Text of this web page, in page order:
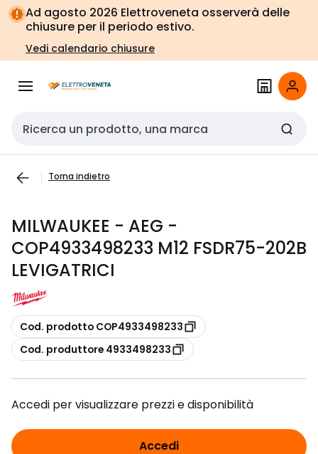
Vai alla
navigazione
Vai
alla
pagina
Ad agosto 2026 Elettroveneta osserverà delle
chiusure per il periodo estivo.
Vedi calendario chiusure
Cerca input
Torna indietro
MILWAUKEE - AEG -
COP4933498233 M12 FSDR75-202B
LEVIGATRICI
copia
Cod. prodotto COP4933498233
copia
Cod. produttore 4933498233
Accedi per visualizzare prezzi e disponibilità
Accedi